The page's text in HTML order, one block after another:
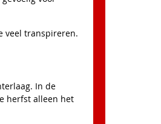
veel transpireren.
In de
herfst alleen het